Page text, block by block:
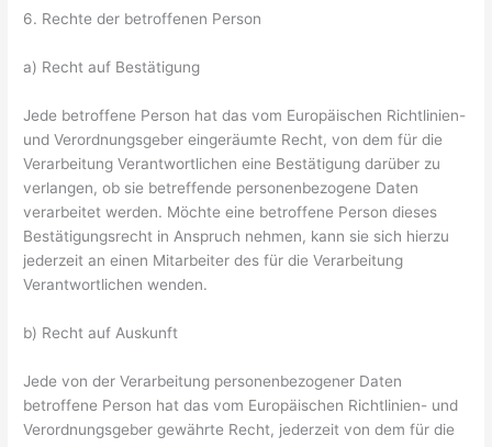
6. Rechte der betroffenen Person
a) Recht auf Bestätigung
Jede betroffene Person hat das vom Europäischen Richtlinien-
und Verordnungsgeber eingeräumte Recht, von dem für die
Verarbeitung Verantwortlichen eine Bestätigung darüber zu
verlangen, ob sie betreffende personenbezogene Daten
verarbeitet werden. Möchte eine betroffene Person dieses
Bestätigungsrecht in Anspruch nehmen, kann sie sich hierzu
jederzeit an einen Mitarbeiter des für die Verarbeitung
Verantwortlichen wenden.
b) Recht auf Auskunft
Jede von der Verarbeitung personenbezogener Daten
betroffene Person hat das vom Europäischen Richtlinien- und
Verordnungsgeber gewährte Recht, jederzeit von dem für die